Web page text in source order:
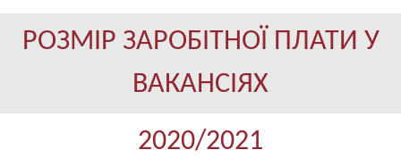
РОЗМІР ЗАРОБІТНОЇ ПЛАТИ У
ВАКАНСІЯХ
2020/2021